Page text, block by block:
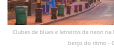
Clubes de blues e letreiros de neon
berço do ritmo -